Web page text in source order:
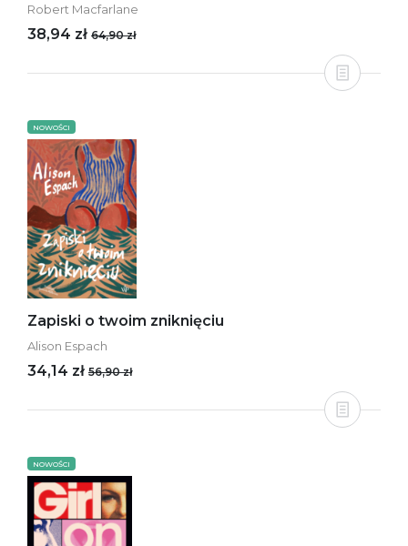
Robert Macfarlane
38,94 zł 64,90 zł
NOWOŚCI
Zapiski o twoim zniknięciu
Alison Espach
34,14 zł 56,90 zł
NOWOŚCI